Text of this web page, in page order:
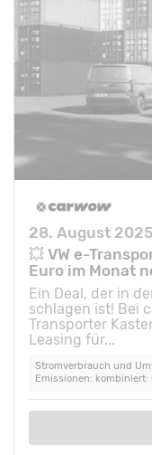
28. August 2025
💥 VW e-
Euro im Monat
Ein Deal, der in
schlagen ist! Bei
Transporter
Leasing für...
Stromverbrauch und
Emissionen: kombiniert: